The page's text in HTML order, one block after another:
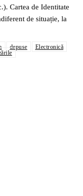
Cartea de Identitate
de situație, la
depuse
Electronică